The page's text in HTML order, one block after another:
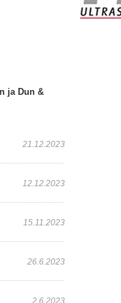
ja Dun &
21.12.2023
12.12.2023
15.11.2023
26.6.2023
2.6.2023